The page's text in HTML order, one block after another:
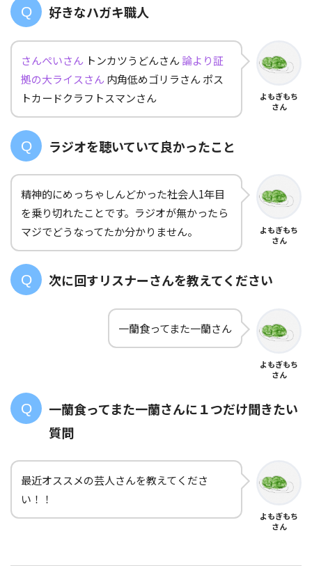
好きなハガキ職人
さんぺいさん トンカツうどんさん論より証
拠の大ライスさん内角低めゴリラさん ポス
トカードクラフトスマンさん
よもぎもち
さん
ラジオを聴いていて良かったこと
精神的にめっちゃしんどかった社会人1年目
を乗り切れたことです。ラジオが無かったら
マジでどうなってたか分かりません。
よもぎもち
さん
次に回すリスナーさんを教えてください
一蘭食ってまた一蘭さん
よもぎもち
さん
一蘭食ってまた一蘭さんに１つだけ聞きたい
質問
最近オススメの芸人さんを教えてくださ
い！！
よもぎもち
さん